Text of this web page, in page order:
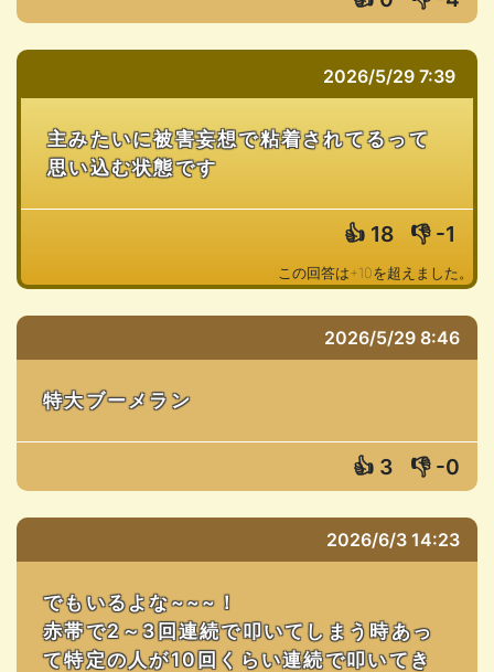
2026/5/29 7:39
主みたいに被害妄想で粘着されてるって
思い込む状態です
👍 18 👎 -1
この回答は+10を超えました。
2026/5/29 8:46
特大ブーメラン
👍 3 👎 -0
2026/6/3 14:23
でもいるよな~~~！
赤帯で2～3回連続で叩いてしまう時あっ
て特定の人が10回くらい連続で叩いてき